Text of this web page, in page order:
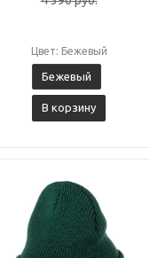
Цвет: Бежевый
Бежевый
В корзину